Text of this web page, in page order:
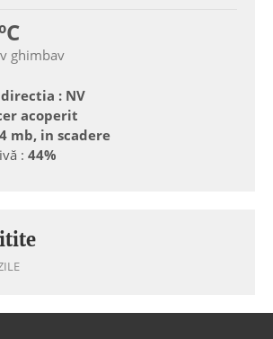
ghimbav
: NV
acoperit
mb, in scadere
: 44%